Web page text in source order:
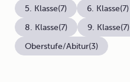
5. Klasse(7) 6. Klasse(7)
8. Klasse(7) 9. Klasse(7)
Oberstufe/Abitur(3)